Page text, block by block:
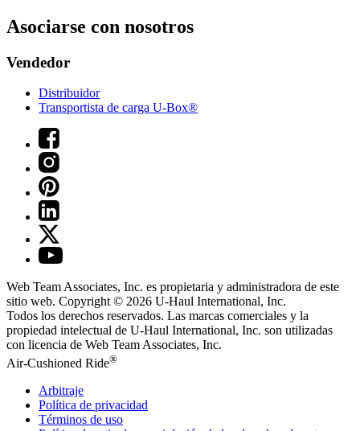
Asociarse con nosotros
Vendedor
Distribuidor
Transportista de carga U-Box®
Web Team Associates, Inc. es propietaria y administradora de este
sitio web. Copyright © 2026 U-Haul International, Inc.
Todos los derechos reservados. Las marcas comerciales y la
propiedad intelectual de U-Haul International, Inc. son utilizadas
con licencia de Web Team Associates, Inc.
Air-Cushioned Ride®
Arbitraje
Política de privacidad
Términos de uso